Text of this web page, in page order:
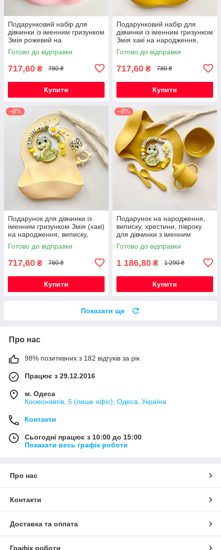
Подарунковий набір для
дівчинки із іменним гризунком
Змія рожевий на
народження, хрестини,
виписку, півроку
Готово до відправки
717,60 ₴ 780 ₴
Купити
Подарунковий набір для
дівчинки із іменним гризунком
Змія хакі на народження,
виписку, хрестини
Готово до відправки
717,60 ₴ 780 ₴
Купити
–8%
Подарунок для дівчинки із
іменним гризунком Змія (хакі)
на народження, виписку,
хрестини, півроку
Готово до відправки
717,60 ₴ 780 ₴
Купити
–8%
Подарунок на народження,
виписку, хрестини, півроку
для дівчинки з іменним
гризунком Змія хакі та
посудом
Готово до відправки
1 186,80 ₴ 1 290 ₴
Купити
Показати ще
Про нас
98% позитивних з 182 відгуків за рік
Працює з 29.12.2016
м. Одеса
Космонавтів, 5 (лише офіс), Одеса, Україна
Контакти
Сьогодні працює з 10:00 до 15:00
Показати весь графік роботи
Про нас
Контакти
Доставка та оплата
Графік роботи